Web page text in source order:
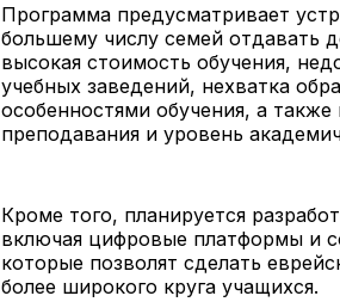
Программа предусматривает
большему числу семей отдавать
высокая стоимость обучения,
учебных заведений, нехватка
особенностями обучения, а
преподавания и уровень
Кроме того, планируется
включая цифровые платформы и
которые позволят сделать
более широкого круга учащихся.